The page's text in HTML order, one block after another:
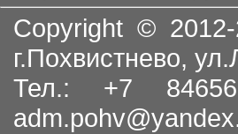
Copyright © 2012-
г.Похвистнево,
Тел.: +7